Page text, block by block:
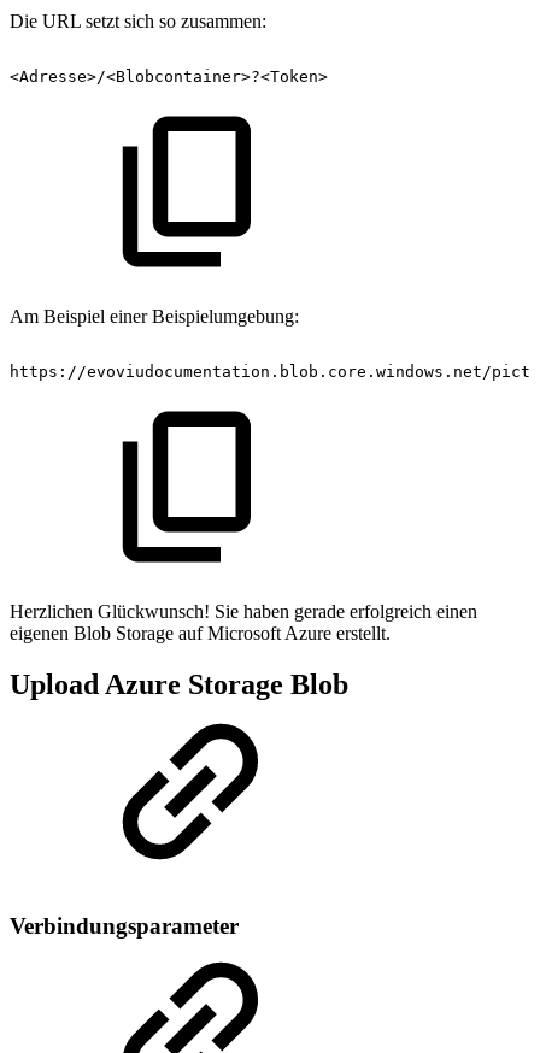
Die URL setzt sich so zusammen:
<Adresse>/<Blobcontainer>?<Token>
Am Beispiel einer Beispielumgebung:
https://evoviudocumentation.blob.core.windows.net/
Herzlichen Glückwunsch! Sie haben gerade erfolgreich einen
eigenen Blob Storage auf Microsoft Azure erstellt.
Upload Azure Storage Blob
Verbindungsparameter